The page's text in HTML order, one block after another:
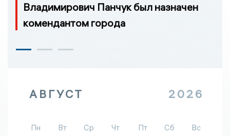
Владимирович Панчук был назначен
комендантом города
АВГУСТ 2026
Пн Вт Ср Чт Пт Сб
Вс